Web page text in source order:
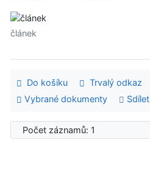
článek
Do košíku Trvalý odkaz
Vybrané dokumenty
Sdílet
Počet záznamů: 1